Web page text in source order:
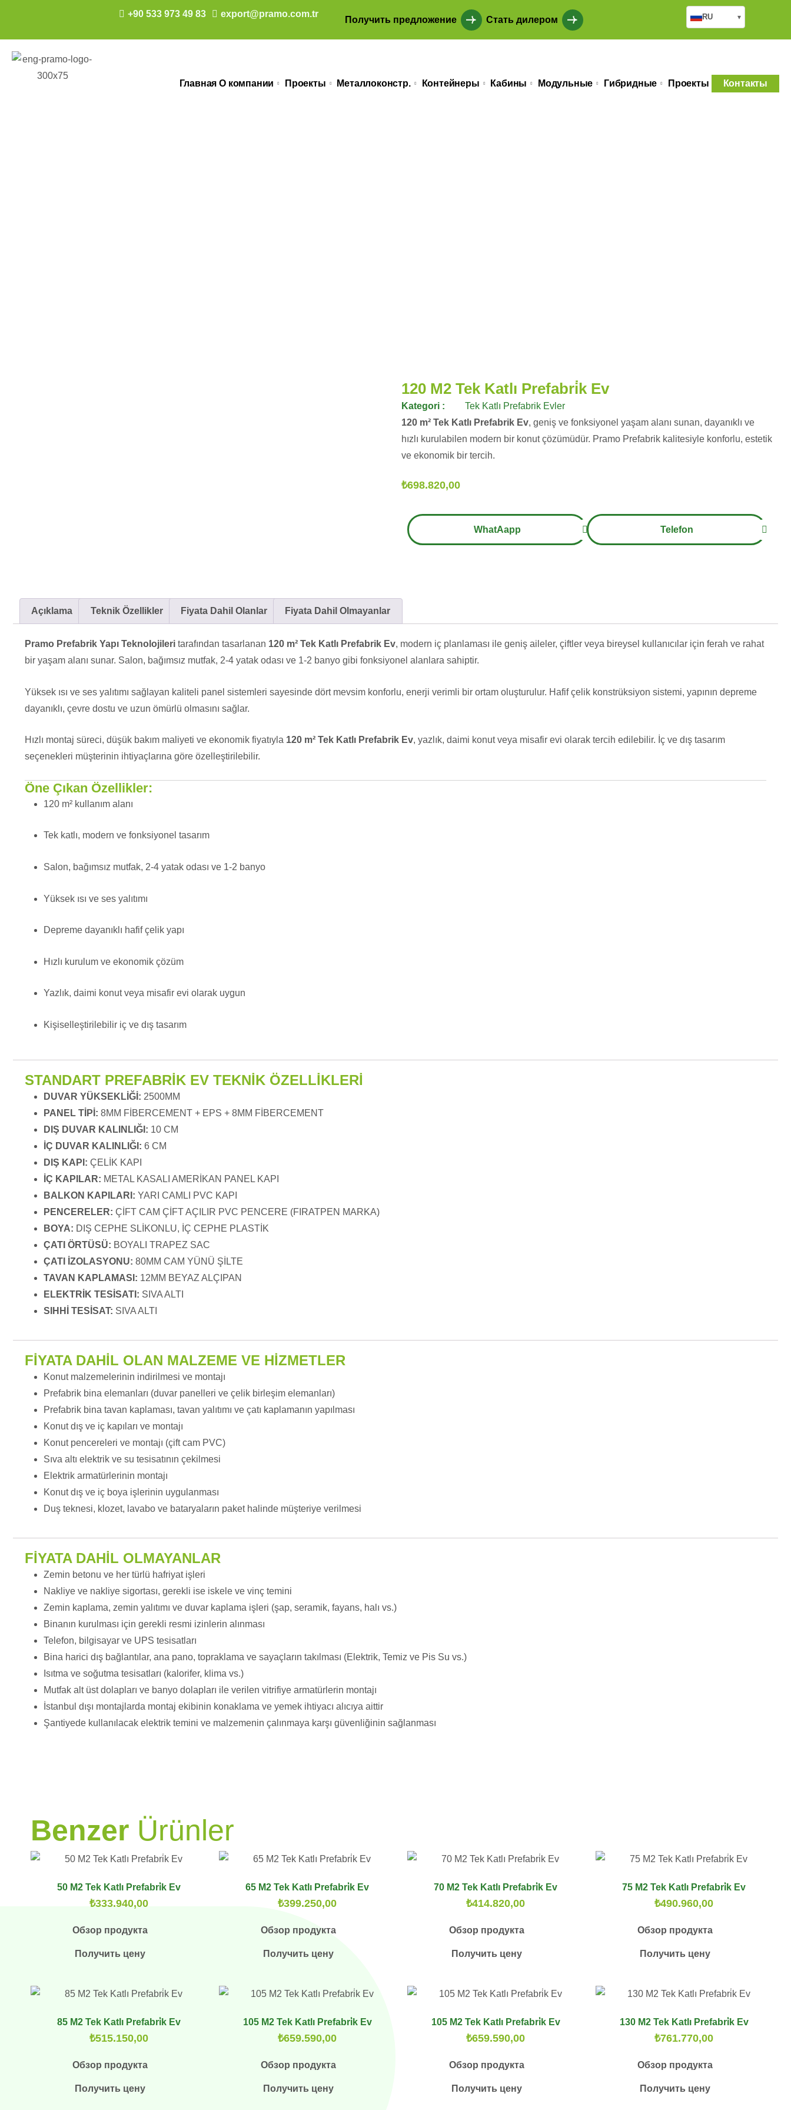
+90 533 973 49 83 export@pramo.com.tr
Получить предложение Стать дилером RU ▾
Главная О компании Проекты Металлоконстр. Контейнеры Кабины Модульные Гибридные Проекты Контакты
120 M2 Tek Katlı Prefabri̇k Ev
Kategori :
Tek Katlı Prefabrik Evler
120 m² Tek Katlı Prefabrik Ev, geniş ve fonksiyonel yaşam alanı sunan, dayanıklı ve
hızlı kurulabilen modern bir konut çözümüdür. Pramo Prefabrik kalitesiyle konforlu, estetik
ve ekonomik bir tercih.
₺698.820,00
WhatAapp Telefon
Açıklama Teknik Özellikler Fiyata Dahil Olanlar Fiyata Dahil Olmayanlar
Pramo Prefabrik Yapı Teknolojileri tarafından tasarlanan 120 m² Tek Katlı Prefabrik Ev, modern iç planlaması ile geniş aileler, çiftler veya bireysel kullanıcılar için ferah ve rahat
bir yaşam alanı sunar. Salon, bağımsız mutfak, 2-4 yatak odası ve 1-2 banyo gibi fonksiyonel alanlara sahiptir.
Yüksek ısı ve ses yalıtımı sağlayan kaliteli panel sistemleri sayesinde dört mevsim konforlu, enerji verimli bir ortam oluşturulur. Hafif çelik konstrüksiyon sistemi, yapının depreme
dayanıklı, çevre dostu ve uzun ömürlü olmasını sağlar.
Hızlı montaj süreci, düşük bakım maliyeti ve ekonomik fiyatıyla 120 m² Tek Katlı Prefabrik Ev, yazlık, daimi konut veya misafir evi olarak tercih edilebilir. İç ve dış tasarım
seçenekleri müşterinin ihtiyaçlarına göre özelleştirilebilir.
Öne Çıkan Özellikler:
120 m² kullanım alanı
Tek katlı, modern ve fonksiyonel tasarım
Salon, bağımsız mutfak, 2-4 yatak odası ve 1-2 banyo
Yüksek ısı ve ses yalıtımı
Depreme dayanıklı hafif çelik yapı
Hızlı kurulum ve ekonomik çözüm
Yazlık, daimi konut veya misafir evi olarak uygun
Kişiselleştirilebilir iç ve dış tasarım
STANDART PREFABRİK EV TEKNİK ÖZELLİKLERİ
DUVAR YÜKSEKLİĞİ: 2500MM
PANEL TİPİ: 8MM FİBERCEMENT + EPS + 8MM FİBERCEMENT
DIŞ DUVAR KALINLIĞI: 10 CM
İÇ DUVAR KALINLIĞI: 6 CM
DIŞ KAPI: ÇELİK KAPI
İÇ KAPILAR: METAL KASALI AMERİKAN PANEL KAPI
BALKON KAPILARI: YARI CAMLI PVC KAPI
PENCERELER: ÇİFT CAM ÇİFT AÇILIR PVC PENCERE (FIRATPEN MARKA)
BOYA: DIŞ CEPHE SLİKONLU, İÇ CEPHE PLASTİK
ÇATI ÖRTÜSÜ: BOYALI TRAPEZ SAC
ÇATI İZOLASYONU: 80MM CAM YÜNÜ ŞİLTE
TAVAN KAPLAMASI: 12MM BEYAZ ALÇIPAN
ELEKTRİK TESİSATI: SIVA ALTI
SIHHİ TESİSAT: SIVA ALTI
FİYATA DAHİL OLAN MALZEME VE HİZMETLER
Konut malzemelerinin indirilmesi ve montajı
Prefabrik bina elemanları (duvar panelleri ve çelik birleşim elemanları)
Prefabrik bina tavan kaplaması, tavan yalıtımı ve çatı kaplamanın yapılması
Konut dış ve iç kapıları ve montajı
Konut pencereleri ve montajı (çift cam PVC)
Sıva altı elektrik ve su tesisatının çekilmesi
Elektrik armatürlerinin montajı
Konut dış ve iç boya işlerinin uygulanması
Duş teknesi, klozet, lavabo ve bataryaların paket halinde müşteriye verilmesi
FİYATA DAHİL OLMAYANLAR
Zemin betonu ve her türlü hafriyat işleri
Nakliye ve nakliye sigortası, gerekli ise iskele ve vinç temini
Zemin kaplama, zemin yalıtımı ve duvar kaplama işleri (şap, seramik, fayans, halı vs.)
Binanın kurulması için gerekli resmi izinlerin alınması
Telefon, bilgisayar ve UPS tesisatları
Bina harici dış bağlantılar, ana pano, topraklama ve sayaçların takılması (Elektrik, Temiz ve Pis Su vs.)
Isıtma ve soğutma tesisatları (kalorifer, klima vs.)
Mutfak alt üst dolapları ve banyo dolapları ile verilen vitrifiye armatürlerin montajı
İstanbul dışı montajlarda montaj ekibinin konaklama ve yemek ihtiyacı alıcıya aittir
Şantiyede kullanılacak elektrik temini ve malzemenin çalınmaya karşı güvenliğinin sağlanması
PRAMO
Benzer Ürünler
50 M2 Tek Katlı Prefabri̇k Ev
₺333.940,00
Обзор продукта
Получить цену
65 M2 Tek Katlı Prefabri̇k Ev
₺399.250,00
Обзор продукта
Получить цену
70 M2 Tek Katlı Prefabri̇k Ev
₺414.820,00
Обзор продукта
Получить цену
75 M2 Tek Katlı Prefabri̇k Ev
₺490.960,00
Обзор продукта
Получить цену
85 M2 Tek Katlı Prefabri̇k Ev
₺515.150,00
Обзор продукта
Получить цену
105 M2 Tek Katlı Prefabri̇k Ev
₺659.590,00
Обзор продукта
Получить цену
105 M2 Tek Katlı Prefabri̇k Ev
₺659.590,00
Обзор продукта
Получить цену
130 M2 Tek Katlı Prefabri̇k Ev
₺761.770,00
Обзор продукта
Получить цену